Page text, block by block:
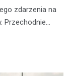
zdarzenia na
Przechodnie…